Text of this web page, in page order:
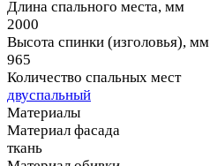
Длина спального места, мм
2000
Высота спинки (изголовья), мм
965
Количество спальных мест
двуспальный
Материалы
Материал фасада
ткань